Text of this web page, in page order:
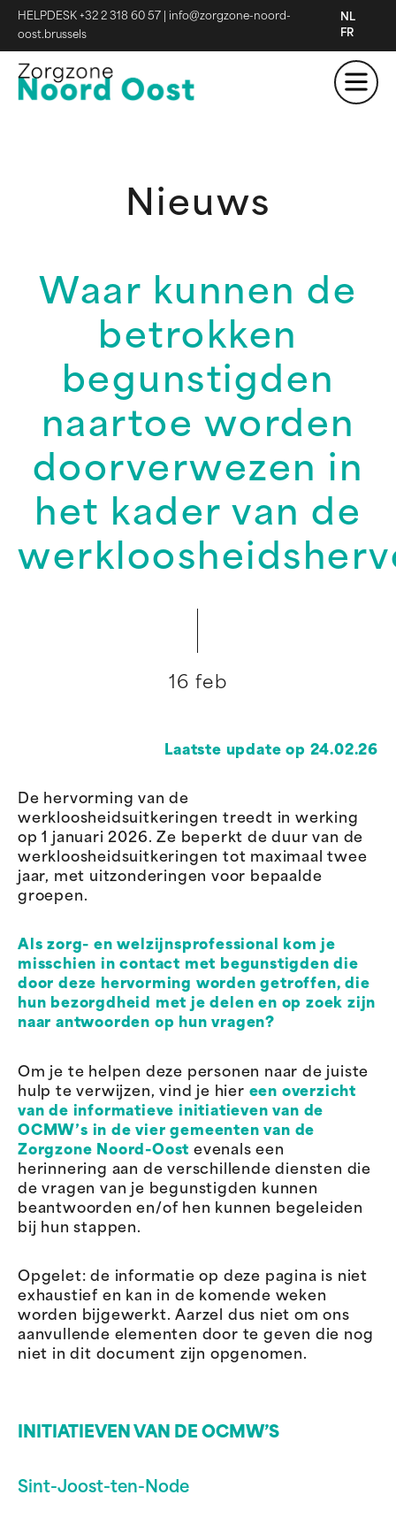
HELPDESK +32 2 318 60 57
info@zorgzone-noord-
oost.brussels
NL
FR
Nieuws
Waar kunnen de
betrokken
begunstigden
naartoe worden
doorverwezen in
het kader van de
16 feb
Laatste update op 24.02.26
De hervorming van de
werkloosheidsuitkeringen treedt in werking
op 1 januari 2026. Ze beperkt de duur van de
werkloosheidsuitkeringen tot maximaal twee
jaar, met uitzonderingen voor bepaalde
groepen.
Als zorg- en welzijnsprofessional kom je
misschien in contact met begunstigden die
door deze hervorming worden getroffen, die
hun bezorgdheid met je delen en op zoek zijn
naar antwoorden op hun vragen?
Om je te helpen deze personen naar de juiste
hulp te verwijzen, vind je hier een overzicht
van de informatieve initiatieven van de
OCMW’s in de vier gemeenten van de
Zorgzone Noord-Oost evenals een
herinnering aan de verschillende diensten die
de vragen van je begunstigden kunnen
beantwoorden en/of hen kunnen begeleiden
bij hun stappen.
Opgelet: de informatie op deze pagina is niet
exhaustief en kan in de komende weken
worden bijgewerkt. Aarzel dus niet om ons
aanvullende elementen door te geven die nog
niet in dit document zijn opgenomen.
INITIATIEVEN VAN DE OCMW’S
Sint-Joost-ten-Node